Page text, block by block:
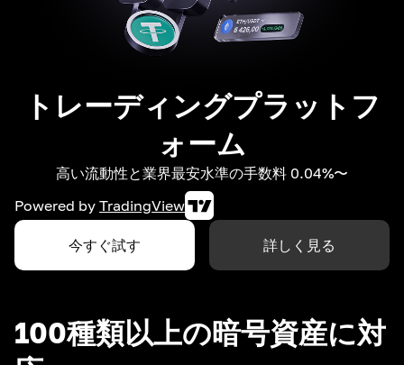
トレーディングプラットフ
ォーム
高い流動性と業界最安水準の手数料 0.04%〜
Powered by TradingView
今すぐ試す 詳しく見る
100種類以上の暗号資産に対